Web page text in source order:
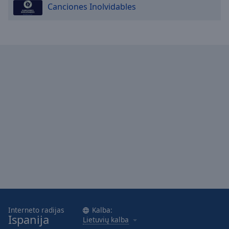
Canciones Inolvidables
Interneto radijas
Ispanija
Kalba:
Lietuvių kalba